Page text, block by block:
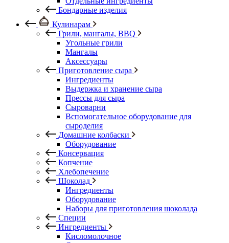
Бондарные изделия
Кулинарам
Грили, мангалы, BBQ
Угольные грили
Мангалы
Аксессуары
Приготовление сыра
Ингредиенты
Выдержка и хранение сыра
Прессы для сыра
Сыроварни
Вспомогательное оборудование для
сыроделия
Домашние колбаски
Оборудование
Консервация
Копчение
Хлебопечение
Шоколад
Ингредиенты
Оборудование
Наборы для приготовления шоколада
Специи
Ингредиенты
Кисломолочное